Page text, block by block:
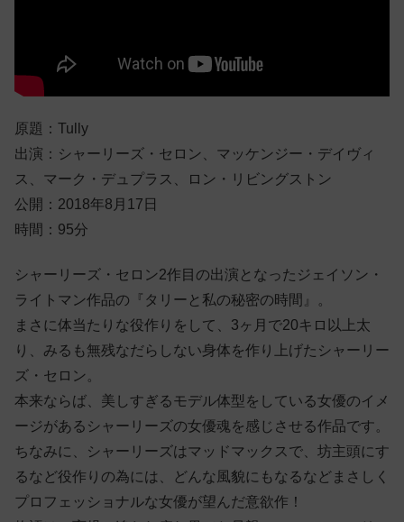
原題：Tully
出演：シャーリーズ・セロン、マッケンジー・デイヴィ
ス、マーク・デュプラス、ロン・リビングストン
公開：2018年8月17日
時間：95分
シャーリーズ・セロン2作目の出演となったジェイソン・
ライトマン作品の『タリーと私の秘密の時間』。
まさに体当たりな役作りをして、3ヶ月で20キロ以上太
り、みるも無残なだらしない身体を作り上げたシャーリー
ズ・セロン。
本来ならば、美しすぎるモデル体型をしている女優のイメ
ージがあるシャーリーズの女優魂を感じさせる作品です。
ちなみに、シャーリーズはマッドマックスで、坊主頭にす
るなど役作りの為には、どんな風貌にもなるなどまさしく
プロフェッショナルな女優が望んだ意欲作！